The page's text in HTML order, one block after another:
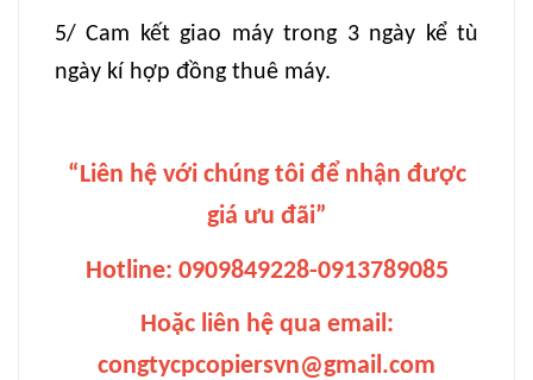
5/ Cam kết giao máy trong 3 ngày kể tù
ngày kí hợp đồng thuê máy.
“Liên hệ với chúng tôi để nhận được
giá ưu đãi”
Hotline: 0909849228-0913789085
Hoặc liên hệ qua email:
congtycpcopiersvn@gmail.com